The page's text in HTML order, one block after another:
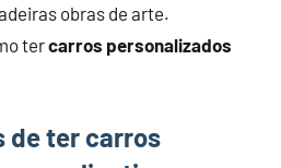
obras de arte.
tercarros personalizados
de ter carros